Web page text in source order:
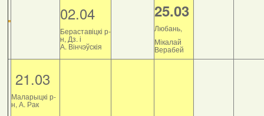
02.04
Бераставіцкі р-
н, Дз. і
А. Вінчэўскія
25.03
Любань,
Мікалай
Верабей
21.03
Маларыцкі р-
н, А. Рак